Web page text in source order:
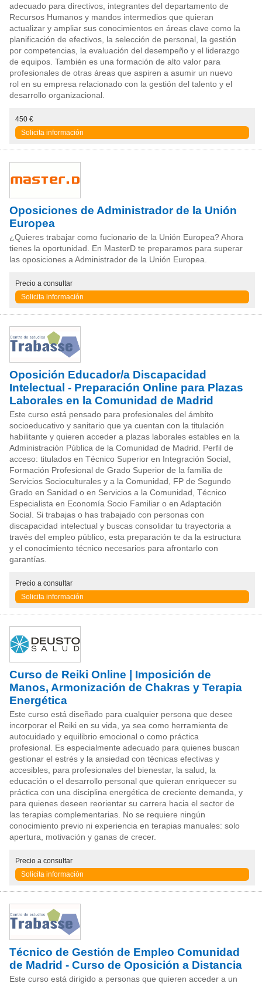
adecuado para directivos, integrantes del departamento de
Recursos Humanos y mandos intermedios que quieran
actualizar y ampliar sus conocimientos en áreas clave como la
planificación de efectivos, la selección de personal, la gestión
por competencias, la evaluación del desempeño y el liderazgo
de equipos. También es una formación de alto valor para
profesionales de otras áreas que aspiren a asumir un nuevo
rol en su empresa relacionado con la gestión del talento y el
desarrollo organizacional.
450 €
Solicita información
Oposiciones de Administrador de la Unión
Europea
¿Quieres trabajar como fucionario de la Unión Europea? Ahora
tienes la oportunidad. En MasterD te preparamos para superar
las oposiciones a Administrador de la Unión Europea.
Precio a consultar
Solicita información
Oposición Educador/a Discapacidad
Intelectual - Preparación Online para Plazas
Laborales en la Comunidad de Madrid
Este curso está pensado para profesionales del ámbito
socioeducativo y sanitario que ya cuentan con la titulación
habilitante y quieren acceder a plazas laborales estables en la
Administración Pública de la Comunidad de Madrid. Perfil de
acceso: titulados en Técnico Superior en Integración Social,
Formación Profesional de Grado Superior de la familia de
Servicios Socioculturales y a la Comunidad, FP de Segundo
Grado en Sanidad o en Servicios a la Comunidad, Técnico
Especialista en Economía Socio Familiar o en Adaptación
Social. Si trabajas o has trabajado con personas con
discapacidad intelectual y buscas consolidar tu trayectoria a
través del empleo público, esta preparación te da la estructura
y el conocimiento técnico necesarios para afrontarlo con
garantías.
Precio a consultar
Solicita información
Curso de Reiki Online | Imposición de
Manos, Armonización de Chakras y Terapia
Energética
Este curso está diseñado para cualquier persona que desee
incorporar el Reiki en su vida, ya sea como herramienta de
autocuidado y equilibrio emocional o como práctica
profesional. Es especialmente adecuado para quienes buscan
gestionar el estrés y la ansiedad con técnicas efectivas y
accesibles, para profesionales del bienestar, la salud, la
educación o el desarrollo personal que quieran enriquecer su
práctica con una disciplina energética de creciente demanda, y
para quienes deseen reorientar su carrera hacia el sector de
las terapias complementarias. No se requiere ningún
conocimiento previo ni experiencia en terapias manuales: solo
apertura, motivación y ganas de crecer.
Precio a consultar
Solicita información
Técnico de Gestión de Empleo Comunidad
de Madrid - Curso de Oposición a Distancia
Este curso está dirigido a personas que quieren acceder a un